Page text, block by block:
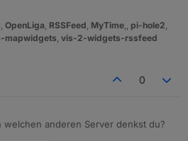
OpenLiga RSSFeed MyTime pi-hole2
mapwidgets vis-2-widgets-rssfeed
0
welchen anderen Server denkst du?